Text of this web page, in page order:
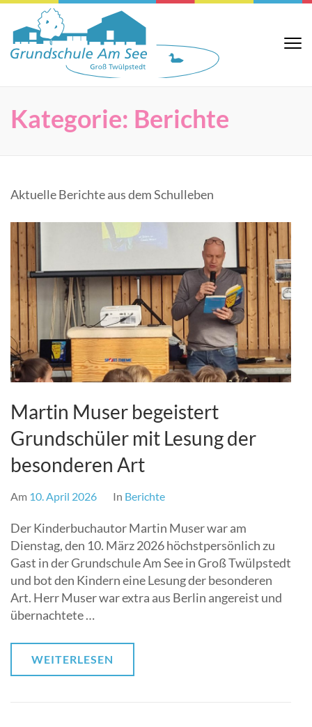
Zum
Inhalt
springen
(Eingabetaste
Kategorie: Berichte
Aktuelle Berichte aus dem Schulleben
Martin Muser begeistert
Grundschüler mit Lesung der
besonderen Art
Am 10. April 2026 In Berichte
Der Kinderbuchautor Martin Muser war am
Dienstag, den 10. März 2026 höchstpersönlich zu
Gast in der Grundschule Am See in Groß Twülpstedt
und bot den Kindern eine Lesung der besonderen
Art. Herr Muser war extra aus Berlin angereist und
übernachtete …
WEITERLESEN